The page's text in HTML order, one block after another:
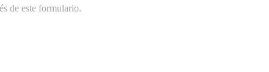
de este formulario.